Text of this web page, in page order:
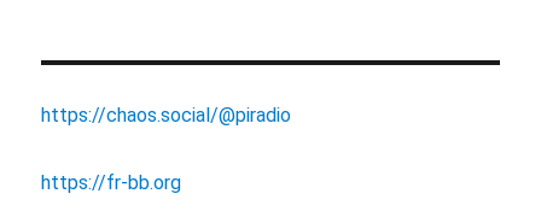
https://chaos.social/@piradio
https://fr-bb.org